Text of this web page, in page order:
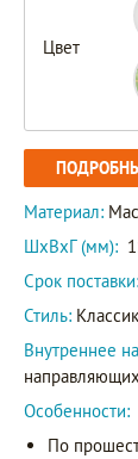
Цвет
Материал:
ШxВxГ (мм):
Срок поставки:
Стиль:
Внутреннее
направляющих
Особенности:
По